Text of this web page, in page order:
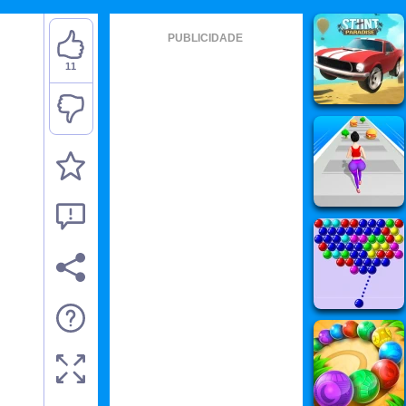
11
PUBLICIDADE